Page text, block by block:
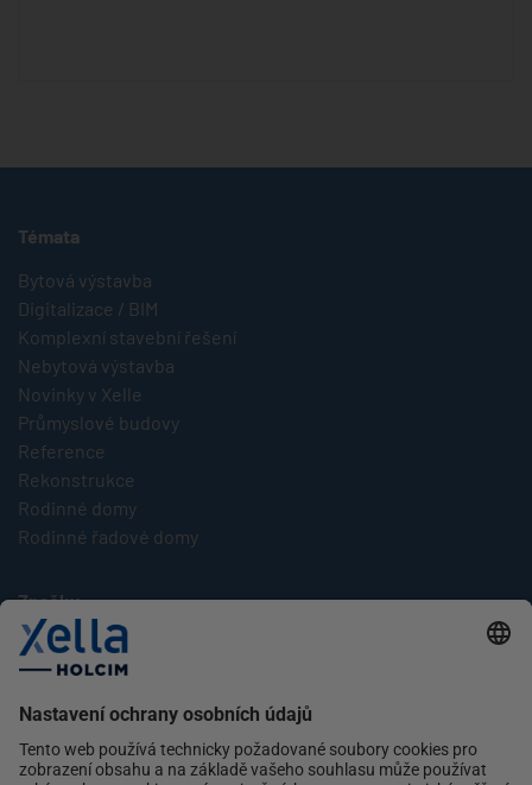
Témata
Bytová výstavba
Digitalizace / BIM
Komplexní stavební řešení
Nebytová výstavba
Novinky v Xelle
Průmyslové budovy
Reference
Rekonstrukce
Rodinné domy
Rodinné řadové domy
Značky
Multipor
Silka
Xella